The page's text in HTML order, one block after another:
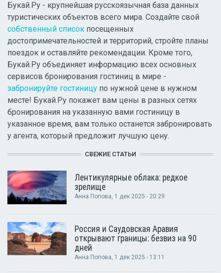
Букай.Ру - крупнейшая русскоязычная база данных
туристических объектов всего мира. Создайте свой
собственный список посещенных
достопримечательностей и территорий, стройте планы
поездок и оставляйте рекомендации. Кроме того,
Букай.Ру объединяет информацию всех основных
сервисов бронирования гостиниц в мире -
забронируйте гостиницу по нужной цене в нужном
месте! Букай.Ру покажет вам цены в разных сетях
бронирования на указанную вами гостиницу в
указанное время, вам только останется забронировать
у агента, который предложит лучшую цену.
СВЕЖИЕ СТАТЬИ
Лентикулярные облака: редкое
зрелище
Анна Попова, 1 дек 2025 - 20:29
Россия и Саудовская Аравия
открывают границы: безвиз на 90
дней
Анна Попова, 1 дек 2025 - 13:11